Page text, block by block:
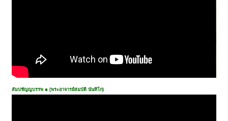
สัมปชัญญบรรพ ๑ (พระอาจารย์สมบัติ นันทิโก)